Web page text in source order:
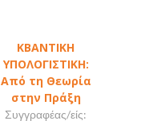
ΚΒΑΝΤΙΚΗ
ΥΠΟΛΟΓΙΣΤΙΚΗ:
Από τη Θεωρία
στην Πράξη
Συγγραφέας/είς: